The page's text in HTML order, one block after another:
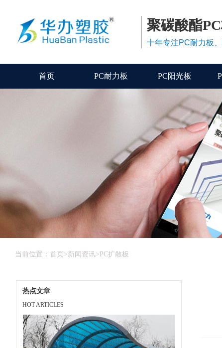
聚碳酸酯
十年专注PC耐力板
首页 PC耐力板 PC阳光板
当前位置： 首页 >新闻资讯> PC扩散板
热点文章
HOT ARTICLES